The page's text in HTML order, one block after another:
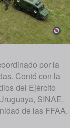
por la
Contó con la
del Ejército
SINAE,
de las FFAA.